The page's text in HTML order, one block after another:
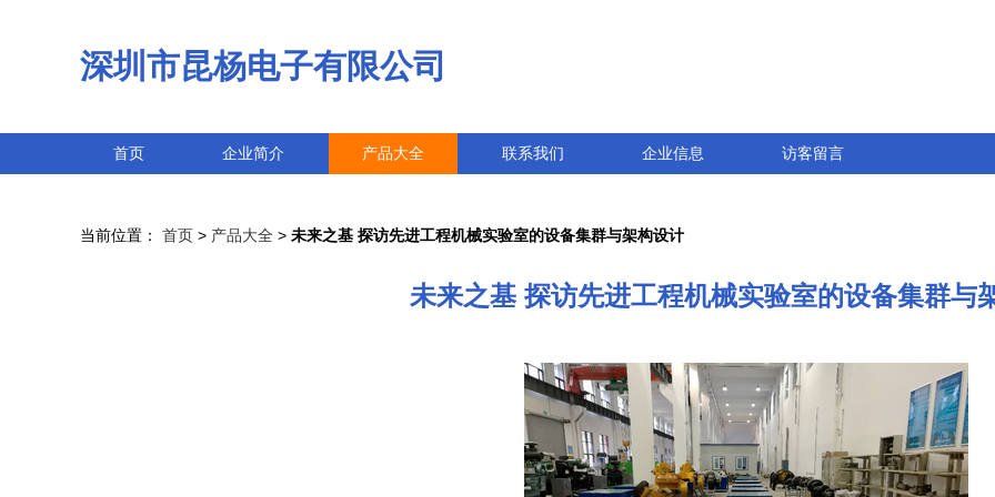
深圳市昆杨电子有限公司
首页 企业简介 产品大全 联系我们 企业信息 访客留言
当前位置： 首页 > 产品大全 > 未来之基 探访先进工程机械实验室的设备集群与架构设计
未来之基 探访先进工程机械实验室的设备集群与